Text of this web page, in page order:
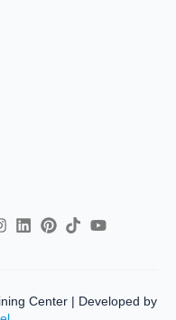
Center | Developed by